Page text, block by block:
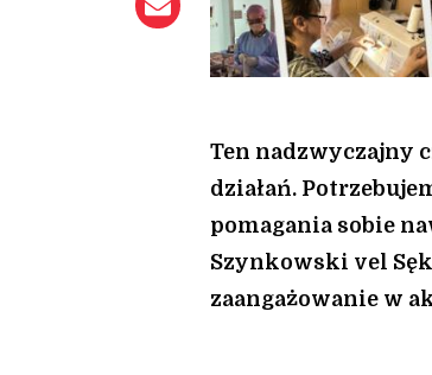
Ten nadzwyczajny
działań.
pomagania sobie
Szynkowski vel
zaangażowanie w